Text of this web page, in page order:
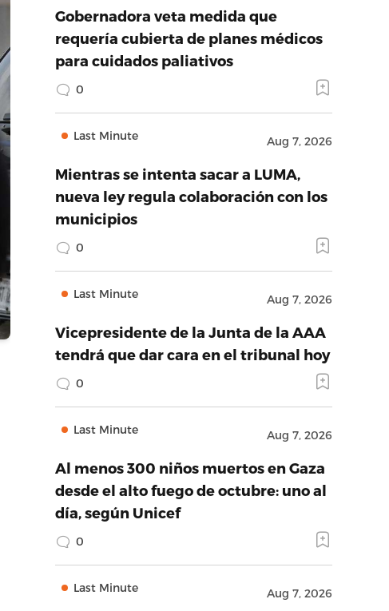
Gobernadora veta medida que
requería cubierta de planes médicos
para cuidados paliativos
0
Last Minute Aug 7, 2026
Mientras se intenta sacar a LUMA,
nueva ley regula colaboración con los
municipios
0
Last Minute Aug 7, 2026
Vicepresidente de la Junta de la AAA
tendrá que dar cara en el tribunal hoy
0
Last Minute Aug 7, 2026
Al menos 300 niños muertos en Gaza
desde el alto fuego de octubre: uno al
día, según Unicef
0
Last Minute Aug 7, 2026